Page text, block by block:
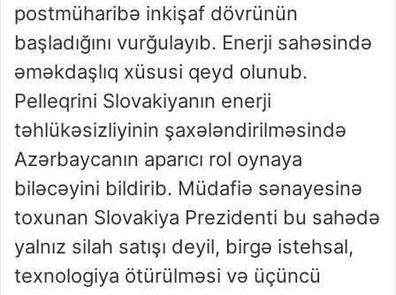
postmüharibə inkişaf dövrünün
başladığını vurğulayıb. Enerji sahəsində
əməkdaşlıq xüsusi qeyd olunub.
Pelleqrini Slovakiyanın enerji
təhlükəsizliyinin şaxələndirilməsində
Azərbaycanın aparıcı rol oynaya
biləcəyini bildirib. Müdafiə sənayesinə
toxunan Slovakiya Prezidenti bu sahədə
yalnız silah satışı deyil, birgə istehsal,
texnologiya ötürülməsi və üçüncü